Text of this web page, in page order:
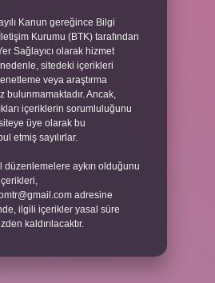
Kanun gereğince Bilgi
Kurumu (BTK) tarafından
Sağlayıcı olarak hizmet
sitedeki içerikleri
veya araştırma
bulunmamaktadır. Ancak,
içeriklerin sorumluluğunu
üye olarak bu
etmiş sayılırlar.
düzenlemelere aykırı olduğunu
adresine
ilgili içerikler yasal süre
kaldırılacaktır.